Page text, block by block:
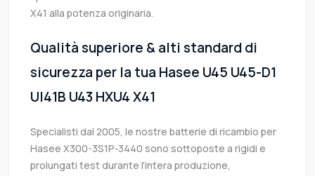
X41 alla potenza originaria.
Qualità superiore & alti standard di
sicurezza per la tua Hasee U45 U45-D1
UI41B U43 HXU4 X41
Specialisti dal 2005, le nostre batterie di ricambio per
Hasee X300-3S1P-3440 sono sottoposte a rigidi e
prolungati test durante l’intera produzione,